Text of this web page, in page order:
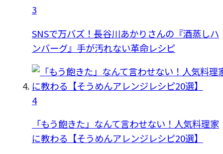
3
SNSで万バズ！長谷川あかりさんの『酒蒸しハ
ンバーグ』手が汚れない革命レシピ
4
「もう飽きた」なんて言わせない！人気料理家
に教わる【そうめんアレンジレシピ20選】